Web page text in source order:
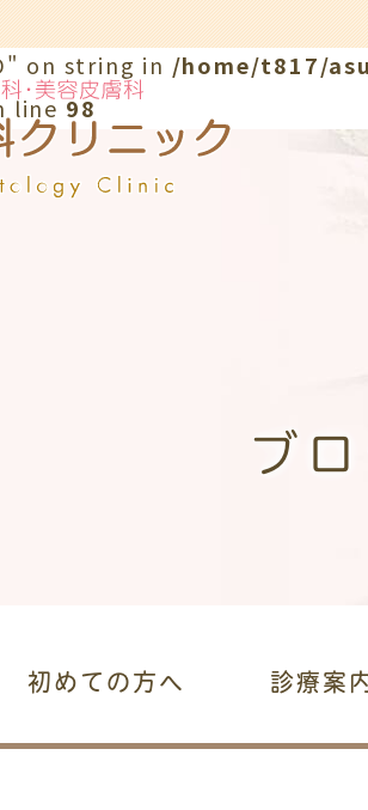
on string in /home/t817/
line98
ブ
初めての方へ 診療案